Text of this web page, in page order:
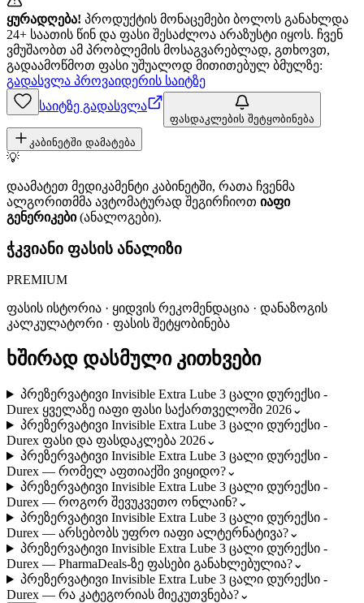
ყურადღება! პროდუქტის მონაცემები ბოლოს განახლდა
24+ საათის წინ და ფასი შესაძლოა არაზუსტი იყოს. ჩვენ
ვმუშაობთ ამ პრობლემის მოსაგვარებლად, გთხოვთ,
გადაამოწმოთ ფასი უშუალოდ მითითებულ ბმულზე:
გადასვლა პროვაიდერის საიტზე
საიტზე გადასვლა
ფასდაკლების შეტყობინება
კაბინეტში დამატება
💡
დაამატეთ მედიკამენტი კაბინეტში, რათა ჩვენმა
ალგორითმმა ავტომატურად შეგირჩიოთ იაფი
გენერიკები(ანალოგები).
ჭკვიანი ფასის ანალიზი
PREMIUM
ფასის ისტორია · ყიდვის რეკომენდაცია · დანაზოგის
კალკულატორი · ფასის შეტყობინება
ხშირად დასმული კითხვები
პრეზერვატივი Invisible Extra Lube 3 ცალი დურექსი -
Durex ყველაზე იაფი ფასი საქართველოში 2026⌄
პრეზერვატივი Invisible Extra Lube 3 ცალი დურექსი -
Durex ფასი და ფასდაკლება 2026⌄
პრეზერვატივი Invisible Extra Lube 3 ცალი დურექსი -
Durex — რომელ აფთიაქში ვიყიდო?⌄
პრეზერვატივი Invisible Extra Lube 3 ცალი დურექსი -
Durex — როგორ შევუკვეთო ონლაინ?⌄
პრეზერვატივი Invisible Extra Lube 3 ცალი დურექსი -
Durex — არსებობს უფრო იაფი ალტერნატივა?⌄
პრეზერვატივი Invisible Extra Lube 3 ცალი დურექსი -
Durex — PharmaDeals-ზე ფასები განახლებულია?⌄
პრეზერვატივი Invisible Extra Lube 3 ცალი დურექსი -
Durex — რა კატეგორიას მიეკუთვნება?⌄